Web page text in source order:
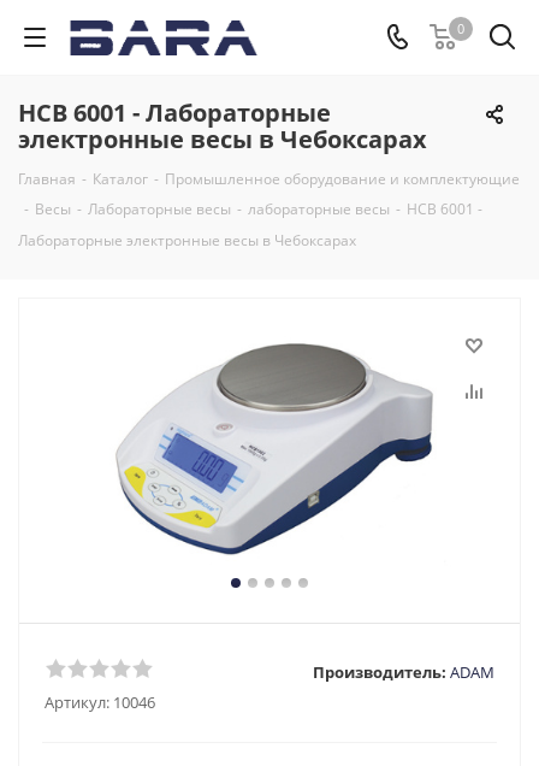
0
HCB 6001 - Лабораторные
электронные весы в Чебоксарах
Главная - Каталог - Промышленное оборудование и комплектующие
- Весы - Лабораторные весы - лабораторные весы - HCB 6001 -
Лабораторные электронные весы в Чебоксарах
Артикул: 10046
Производитель: ADAM